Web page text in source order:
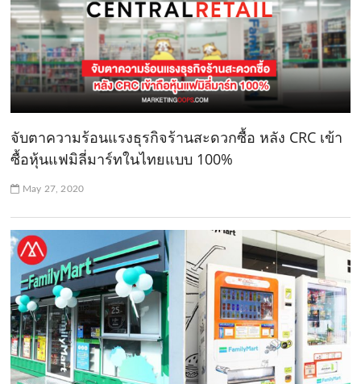
จับตาความร้อนแรงธุรกิจร้านสะดวกซื้อ หลัง CRC เข้า
ซื้อหุ้นแฟมิลี่มาร์ทในไทยแบบ 100%
May 27, 2020